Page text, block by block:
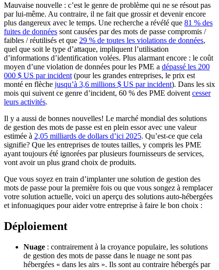
Mauvaise nouvelle : c’est le genre de problème qui ne se résout pas
par lui-même. Au contraire, il ne fait que grossir et devenir encore
plus dangereux avec le temps. Une recherche a révélé que 81 % des
fuites de données sont causées par des mots de passe compromis /
faibles / réutilisés et que 29 % de toutes les violations de données,
quel que soit le type d’attaque, impliquent l’utilisation
d’informations d’identification volées. Plus alarmant encore : le coût
moyen d’une violation de données pour les PME a dépassé les 200
000 $ US par incident (pour les grandes entreprises, le prix est
monté en flèche jusqu’à 3,6 millions $ US par incident). Dans les six
mois qui suivent ce genre d’incident, 60 % des PME doivent cesser
leurs activités.
Il y a aussi de bonnes nouvelles! Le marché mondial des solutions
de gestion des mots de passe est en plein essor avec une valeur
estimée à 2,05 milliards de dollars d’ici 2025. Qu’est-ce que cela
signifie? Que les entreprises de toutes tailles, y compris les PME
ayant toujours été ignorées par plusieurs fournisseurs de services,
vont avoir un plus grand choix de produits.
Que vous soyez en train d’implanter une solution de gestion des
mots de passe pour la première fois ou que vous songez à remplacer
votre solution actuelle, voici un aperçu des solutions auto-hébergées
et infonuagiques pour aider votre entreprise à faire le bon choix :
Déploiement
Nuage : contrairement à la croyance populaire, les solutions
de gestion des mots de passe dans le nuage ne sont pas
hébergées « dans les airs ». Ils sont au contraire hébergés par